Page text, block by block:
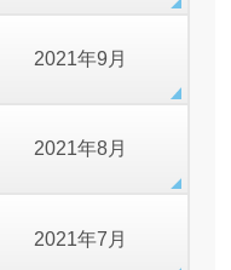
2021年9月
2021年8月
2021年7月